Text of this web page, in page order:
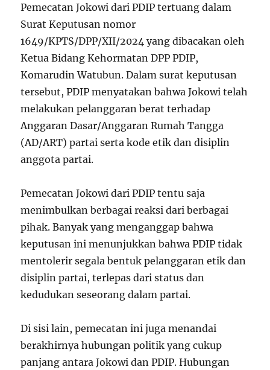
Pemecatan Jokowi dari PDIP tertuang dalam
Surat Keputusan nomor
1649/KPTS/DPP/XII/2024 yang dibacakan oleh
Ketua Bidang Kehormatan DPP PDIP,
Komarudin Watubun. Dalam surat keputusan
tersebut, PDIP menyatakan bahwa Jokowi telah
melakukan pelanggaran berat terhadap
Anggaran Dasar/Anggaran Rumah Tangga
(AD/ART) partai serta kode etik dan disiplin
anggota partai.
Pemecatan Jokowi dari PDIP tentu saja
menimbulkan berbagai reaksi dari berbagai
pihak. Banyak yang menganggap bahwa
keputusan ini menunjukkan bahwa PDIP tidak
mentolerir segala bentuk pelanggaran etik dan
disiplin partai, terlepas dari status dan
kedudukan seseorang dalam partai.
Di sisi lain, pemecatan ini juga menandai
berakhirnya hubungan politik yang cukup
panjang antara Jokowi dan PDIP. Hubungan